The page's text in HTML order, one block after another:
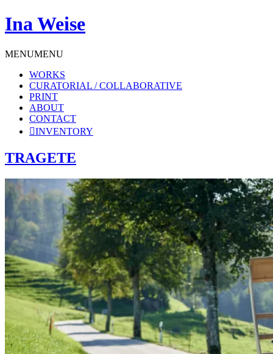
Ina Weise
MENUMENU
WORKS
CURATORIAL / COLLABORATIVE
PRINT
ABOUT
CONTACT
INVENTORY
TRAGETE